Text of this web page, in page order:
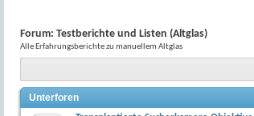
Forum: Testberichte und Listen (Altglas)
Alle Erfahrungsberichte zu manuellem Altglas
Unterforen